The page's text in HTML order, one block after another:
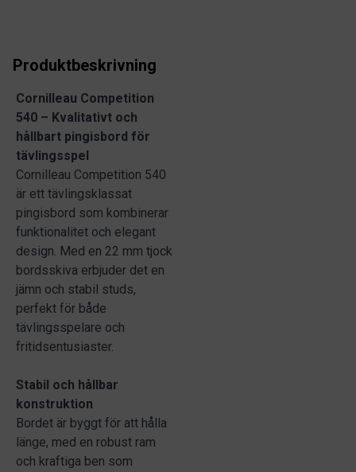
Produktbeskrivning
Cornilleau Competition
540 – Kvalitativt och
hållbart pingisbord för
tävlingsspel
Cornilleau Competition 540
är ett tävlingsklassat
pingisbord som kombinerar
funktionalitet och elegant
design. Med en 22 mm tjock
bordsskiva erbjuder det en
jämn och stabil studs,
perfekt för både
tävlingsspelare och
fritidsentusiaster.
Stabil och hållbar
konstruktion
Bordet är byggt för att hålla
länge, med en robust ram
och kraftiga ben som